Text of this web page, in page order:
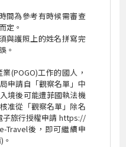
間為參考有時候需審查
定。
與護照上的姓名拼寫完
。
(POGO)工作的國人，
申請自「觀察名單」中
境後可能遭菲國執法機
准從「觀察名單」除名
子旅行授權申請 https://
Travel後，即可繼續申